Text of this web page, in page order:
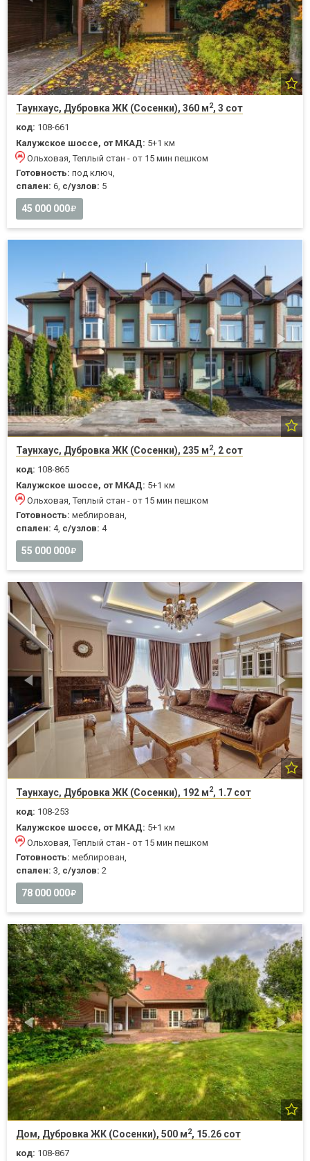
Таунхаус, Дубровка ЖК (Сосенки), 360 м2, 3 сот
код: 108-661
Калужское шоссе, от МКАД: 5+1 км
Ольховая, Теплый стан - от 15 мин пешком
Готовность: под ключ,
спален: 6, с/узлов: 5
45 000 000
Таунхаус, Дубровка ЖК (Сосенки), 235 м2, 2 сот
код: 108-865
Калужское шоссе, от МКАД: 5+1 км
Ольховая, Теплый стан - от 15 мин пешком
Готовность: меблирован,
спален: 4, с/узлов: 4
55 000 000
Таунхаус, Дубровка ЖК (Сосенки), 192 м2, 1.7 сот
код: 108-253
Калужское шоссе, от МКАД: 5+1 км
Ольховая, Теплый стан - от 15 мин пешком
Готовность: меблирован,
спален: 3, с/узлов: 2
78 000 000
Дом, Дубровка ЖК (Сосенки), 500 м2, 15.26 сот
код: 108-867